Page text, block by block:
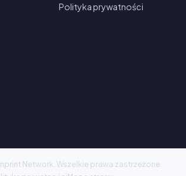
Polityka prywatności
Network. Wszelkie prawa zastrzeżone.